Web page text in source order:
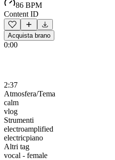
86 BPM
Content ID
Acquista brano
0:00
2:37
Atmosfera/Tema
calm
vlog
Strumenti
electroamplified
electricpiano
Altri tag
vocal - female